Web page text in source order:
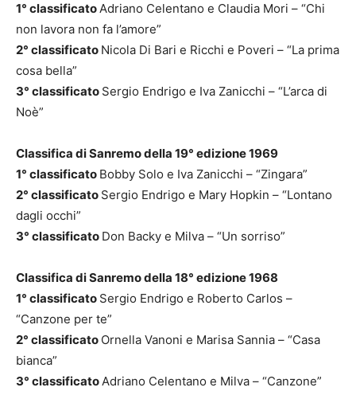
1° classificatoAdriano Celentano e Claudia Mori – “Chi
non lavora non fa l’amore”
2° classificato Nicola Di Bari e Ricchi e Poveri – “La prima
cosa bella”
3° classificato Sergio Endrigo e Iva Zanicchi – “L’arca di
Noè”
Classifica di Sanremo della 19° edizione 1969
1° classificato Bobby Solo e Iva Zanicchi – “Zingara”
2° classificato Sergio Endrigo e Mary Hopkin – “Lontano
dagli occhi”
3° classificato Don Backy e Milva – “Un sorriso”
Classifica di Sanremo della 18° edizione 1968
1° classificato Sergio Endrigo e Roberto Carlos –
“Canzone per te”
2° classificato Ornella Vanoni e Marisa Sannia – “Casa
bianca”
3° classificatoAdriano Celentano e Milva – “Canzone”